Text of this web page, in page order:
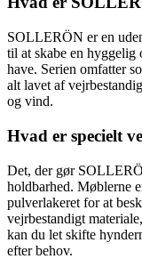
SOLLERÖN er en
til at skabe en hyggelig
have. Serien omfatter
alt lavet af
og vind.
Hvad er specielt
Det, der gør
holdbarhed. Møblerne
pulverlakeret for at
vejrbestandigt
kan du let skifte
efter behov.